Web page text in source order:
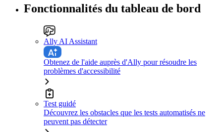
Fonctionnalités du tableau de bord
Ally AI Assistant
Obtenez de l'aide auprès d'Ally pour résoudre les
problèmes d'accessibilité
Test guidé
Découvrez les obstacles que les tests automatisés ne
peuvent pas détecter